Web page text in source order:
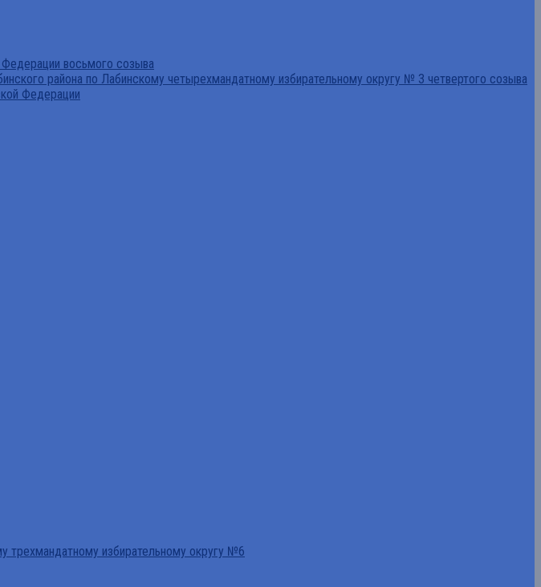
восьмого созыва
района по Лабинскому четырехмандатному избирательному округу № 3 четвертого созыва
Федерации
трехмандатному избирательному округу №6